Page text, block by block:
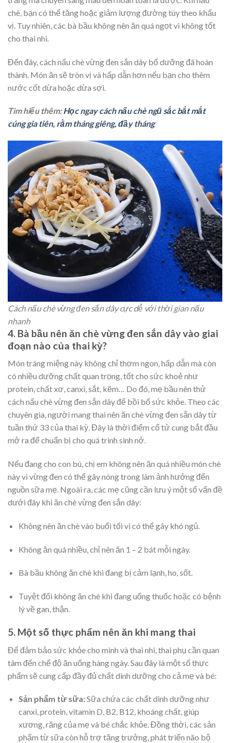
chè, bạn có thể tăng hoặc giảm lượng đường tùy theo khẩu
vị. Tuy nhiên, các bà bầu không nên ăn quá ngọt vì không tốt
cho thai nhi.
Đến đây, cách nấu chè vừng đen sắn dây bổ dưỡng đã hoàn
thành. Món ăn sẽ tròn vị và hấp dẫn hơn nếu bạn cho thêm
nước cốt dừa hoặc dừa sợi.
Tìm hiểu thêm:Học ngay cách nấu chè ngũ sắc bắt mắt
cúng gia tiên, rằm tháng giêng, đầy tháng
Cách nấu chè vừng đen sắn dây cực dễ với thời gian nấu
nhanh
4. Bà bầu nên ăn chè vừng đen sắn dây vào giai
đoạn nào của thai kỳ?
Món tráng miệng này không chỉ thơm ngon, hấp dẫn mà còn
có nhiều dưỡng chất quan trọng, tốt cho sức khoẻ như
protein, chất xơ, canxi, sắt, kẽm… Do đó, mẹ bầu nên thử
cách nấu chè vừng đen sắn dây để bồi bổ sức khỏe. Theo các
chuyên gia, người mang thai nên ăn chè vừng đen sắn dây từ
tuần thứ 33 của thai kỳ. Đây là thời điểm cổ tử cung bắt đầu
mở ra để chuẩn bị cho quá trình sinh nở.
Nếu đang cho con bú, chị em không nên ăn quá nhiều món chè
này vì vừng đen có thể gây nóng trong làm ảnh hưởng đến
nguồn sữa mẹ. Ngoài ra, các mẹ cũng cần lưu ý một số vấn đề
dưới đây khi ăn chè vừng đen sắn dây:
Không nên ăn chè vào buổi tối vì có thể gây khó ngủ.
Không ăn quá nhiều, chỉ nên ăn 1 – 2 bát mỗi ngày.
Bà bầu không ăn chè khi đang bị cảm lạnh, ho, sốt.
Tuyệt đối không ăn chè khi đang uống thuốc hoặc có bệnh
lý về gan, thận.
5. Một số thực phẩm nên ăn khi mang thai
Để đảm bảo sức khỏe cho mình và thai nhi, thai phụ cần quan
tâm đến chế độ ăn uống hàng ngày. Sau đây là một số thực
phẩm sẽ cung cấp đầy đủ chất dinh dưỡng cho cả mẹ và bé:
Sản phẩm từ sữa:Sữa chứa các chất dinh dưỡng như
canxi, protein, vitamin D, B2, B12, khoáng chất, giúp
xương, răng của mẹ và bé chắc khỏe. Đồng thời, các sản
phẩm từ sữa còn hỗ trợ tăng trưởng, phát triển não bộ